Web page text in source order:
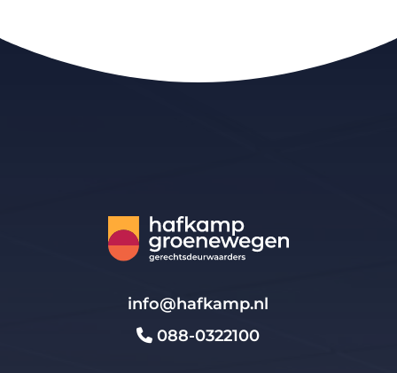
info@hafkamp.nl
088-0322100